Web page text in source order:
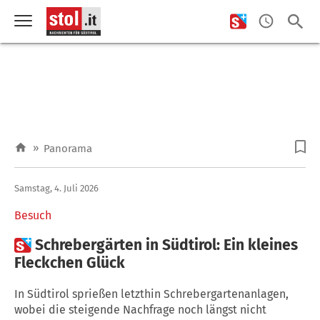
» Panorama
Besuch
Samstag, 4. Juli 2026
Schrebergärten in Südtirol: Ein kleines
Fleckchen Glück
In Südtirol sprießen letzthin Schrebergartenanlagen,
wobei die steigende Nachfrage noch längst nicht